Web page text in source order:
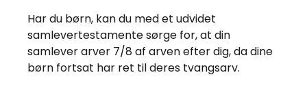
Har du børn, kan du med et udvidet
samlevertestamente sørge for, at din
samlever arver 7/8 af arven efter dig, da dine
børn fortsat har ret til deres tvangsarv.